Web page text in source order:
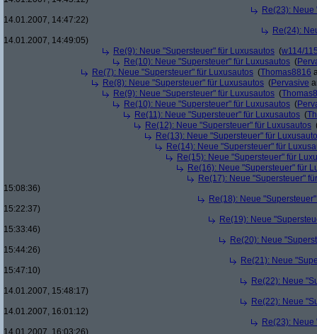
Re(23):
14.01.2007, 14:47:22)
Re(24):
14.01.2007, 14:49:05)
Re(9): Neue "Supersteuer" für Luxusautos (w114/
Re(10): Neue "Supersteuer" für Luxusautos (
Re(7): Neue "Supersteuer" für Luxusautos (Thomas8816
Re(8): Neue "Supersteuer" für Luxusautos (Pervasive
Re(9): Neue "Supersteuer" für Luxusautos (
Re(10): Neue "Supersteuer" für Luxusautos (
Re(11): Neue "Supersteuer" für Luxusautos (
Re(12): Neue "Supersteuer" für Luxusautos
Re(13): Neue "Supersteuer" für
Re(14): Neue "Supersteuer" für
Re(15): Neue "Supersteuer" für
Re(16): Neue "Supersteuer" für
Re(17): Neue "Supersteuer"
15:08:36)
Re(18): Neue
15:22:37)
Re(19): Neue
15:33:46)
Re(20): Neue
15:44:26)
Re(21): Neue
15:47:10)
Re(22): Neue
14.01.2007, 15:48:17)
Re(22): Neue
14.01.2007, 16:01:12)
Re(23):
14.01.2007, 16:03:26)